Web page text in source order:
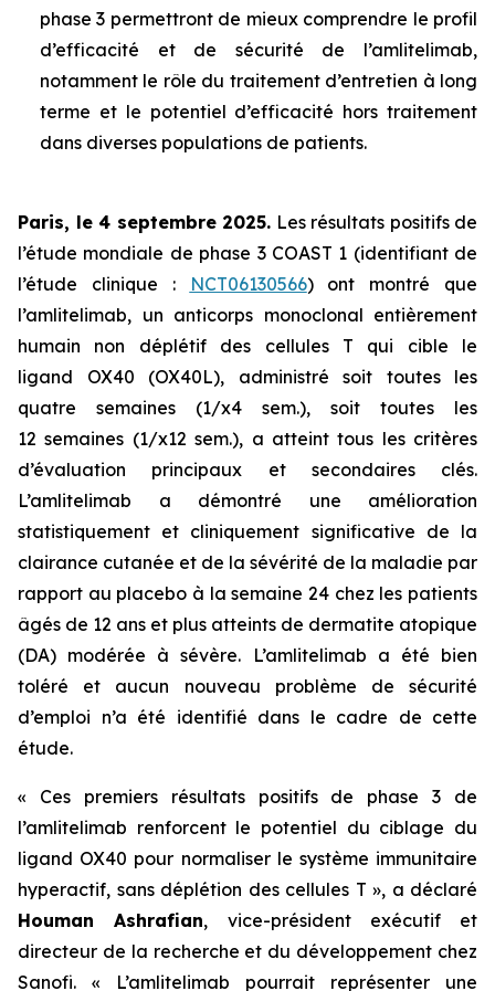
phase 3 permettront de mieux comprendre le profil
d’efficacité et de sécurité de l’amlitelimab,
notamment le rôle du traitement d’entretien à long
terme et le potentiel d’efficacité hors traitement
dans diverses populations de patients.
Paris, le 4 septembre 2025. Les résultats positifs de
l’étude mondiale de phase 3 COAST 1 (identifiant de
l’étude clinique :
NCT06130566) ont montré que
l’amlitelimab, un anticorps monoclonal entièrement
humain non déplétif des cellules T qui cible le
ligand OX40 (OX40L), administré soit toutes les
quatre semaines (1/x4 sem.), soit toutes les
12 semaines (1/x12 sem.), a atteint tous les critères
d’évaluation principaux et secondaires clés.
L’amlitelimab a démontré une amélioration
statistiquement et cliniquement significative de la
clairance cutanée et de la sévérité de la maladie par
rapport au placebo à la semaine 24 chez les patients
âgés de 12 ans et plus atteints de dermatite atopique
(DA) modérée à sévère. L’amlitelimab a été bien
toléré et aucun nouveau problème de sécurité
d’emploi n’a été identifié dans le cadre de cette
étude.
« Ces premiers résultats positifs de phase 3 de
l’amlitelimab renforcent le potentiel du ciblage du
ligand OX40 pour normaliser le système immunitaire
hyperactif, sans déplétion des cellules T », a déclaré
Houman Ashrafian, vice-président exécutif et
directeur de la recherche et du développement chez
Sanofi. « L’amlitelimab pourrait représenter une